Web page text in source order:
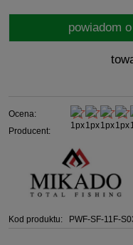
powiadom
Ocena:
Producent:
Kod produktu: PWF-SF-11F-